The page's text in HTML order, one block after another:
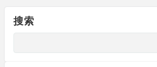
搜索